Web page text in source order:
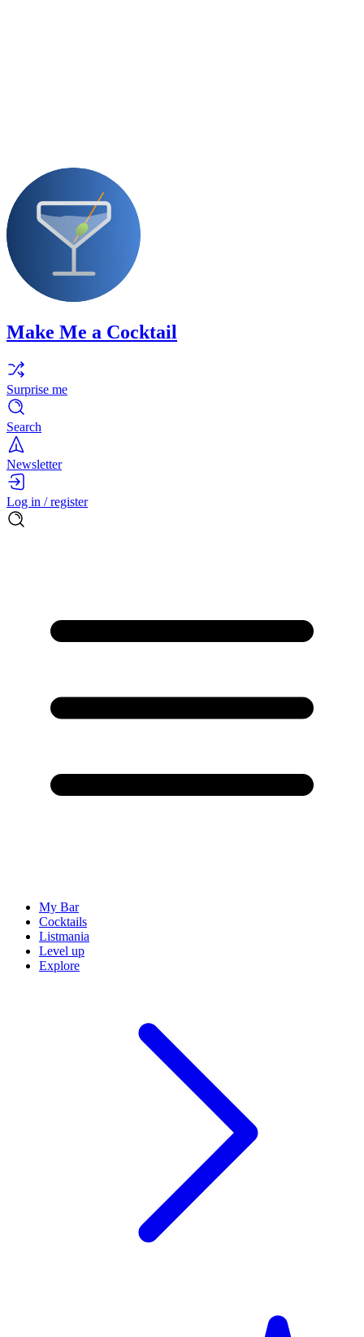
Make Me a Cocktail
Surprise me
Search
Newsletter
Log in / register
My Bar
Cocktails
Listmania
Level up
Explore